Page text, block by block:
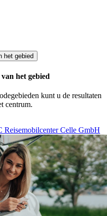
het gebied
het gebied
kunt u de resultaten
centrum.